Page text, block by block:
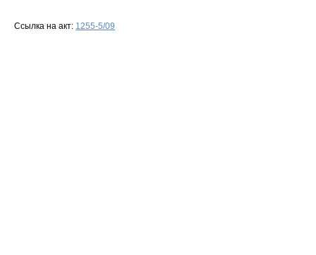
Ссылка на акт: 1255-5/09